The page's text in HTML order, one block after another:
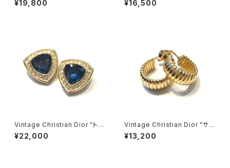
¥19,800 ¥16,500
Vintage Christian Dior "トラ
イアングルイヤリング"
¥22,000
Vintage Christian Dior "サー
クルイヤリング"
¥13,200